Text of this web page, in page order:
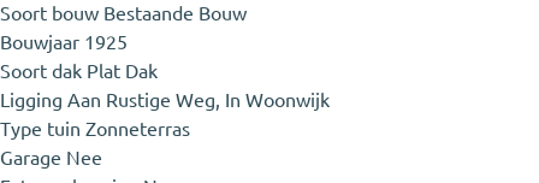
Soort bouw Bestaande Bouw
Bouwjaar 1925
Soort dak Plat Dak
Ligging Aan Rustige Weg, In Woonwijk
Type tuin Zonneterras
Garage Nee